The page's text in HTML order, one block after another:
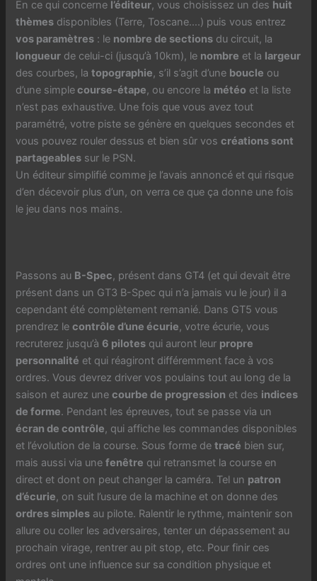
En ce qui concerne l’éditeur, vous choisissez un des huit
thèmes disponibles (Terre, Toscane….) puis vous entrez
vos paramètres : le nombre de sections du circuit, la
longueur de celui-ci (jusqu’à 10km), le nombre et la largeur
des courbes, latopographie, s’il s’agit d’une boucle ou
d’une simplecourse-étape, ou encore la météo et la liste
n’est pas exhaustive. Une fois que vous avez tout
paramétré, votre piste se génère en quelques secondes et
vous pouvez rouler dessus et bien sûr voscréations sont
partageables sur le PSN.
Un éditeur simplifié comme je l’avais annoncé et qui risque
d’en décevoir plus d’un, on verra ce que ça donne une fois
le jeu dans nos mains.
Passons au B-Spec, présent dans GT4 (et qui devait être
présent dans un GT3 B-Spec qui n’a jamais vu le jour) il a
cependant été complètement remanié. Dans GT5 vous
prendrez lecontrôle d’une écurie, votre écurie, vous
recruterez jusqu’à 6 pilotes qui auront leur propre
personnalité et qui réagiront différemment face à vos
ordres. Vous devrez driver vos poulains tout au long de la
saison et aurez unecourbe de progression et des indices
de forme. Pendant les épreuves, tout se passe via un
écran de contrôle, qui affiche les commandes disponibles
et l’évolution de la course. Sous forme detracé bien sur,
mais aussi via unefenêtre qui retransmet la course en
direct et dont on peut changer la caméra. Tel un patron
d’écurie, on suit l’usure de la machine et on donne des
ordres simples au pilote. Ralentir le rythme, maintenir son
allure ou coller les adversaires, tenter un dépassement au
prochain virage, rentrer au pit stop, etc. Pour finir ces
ordres ont une influence sur sa condition physique et